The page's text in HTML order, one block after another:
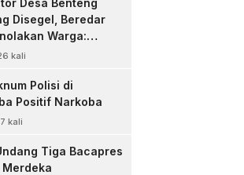
Desa Benteng
Disegel, Beredar
Warga:
Hingga BPD Turut
kali
Polisi di
Positif Narkoba
kali
Tiga Bacapres